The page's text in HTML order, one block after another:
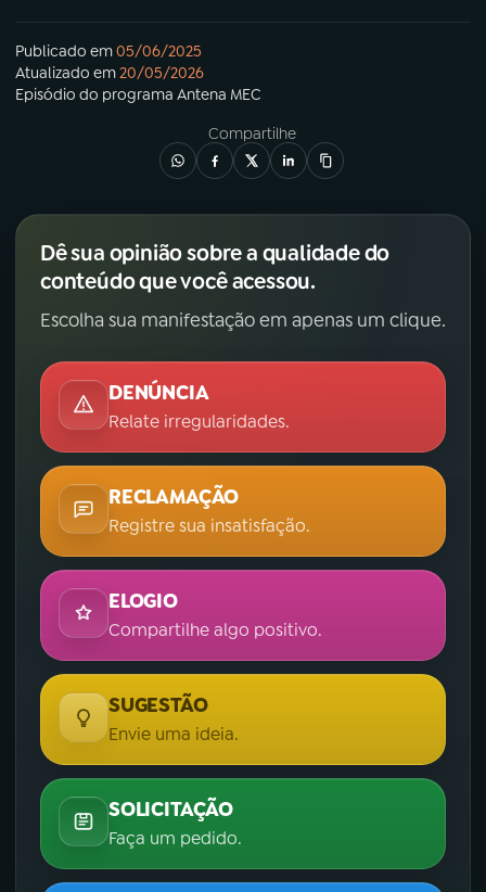
Publicado em05/06/2025
Atualizado em20/05/2026
Episódio do programa Antena MEC
Compartilhe
Dê sua opinião sobre a qualidade do
conteúdo que você acessou.
Escolha sua manifestação em apenas um clique.
DENÚNCIA
Relate irregularidades.
RECLAMAÇÃO
Registre sua insatisfação.
ELOGIO
Compartilhe algo positivo.
SUGESTÃO
Envie uma ideia.
SOLICITAÇÃO
Faça um pedido.